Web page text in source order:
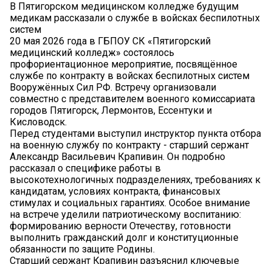
В Пятигорском медицинском колледже будущим
медикам рассказали о службе в войсках беспилотных
систем
20 мая 2026 года в ГБПОУ СК «Пятигорский
медицинский колледж» состоялось
профориентационное мероприятие, посвящённое
службе по контракту в войсках беспилотных систем
Вооружённых Сил РФ. Встречу организовали
совместно с представителем военного комиссариата
городов Пятигорск, Лермонтов, Ессентуки и
Кисловодск.
Перед студентами выступил инструктор пункта отбора
на военную службу по контракту - старший сержант
Александр Васильевич Крапивин. Он подробно
рассказал о специфике работы в
высокотехнологичных подразделениях, требованиях к
кандидатам, условиях контракта, финансовых
стимулах и социальных гарантиях. Особое внимание
на встрече уделили патриотическому воспитанию:
формированию верности Отечеству, готовности
выполнить гражданский долг и конституционные
обязанности по защите Родины.
Старший сержант Крапивин разъяснил ключевые